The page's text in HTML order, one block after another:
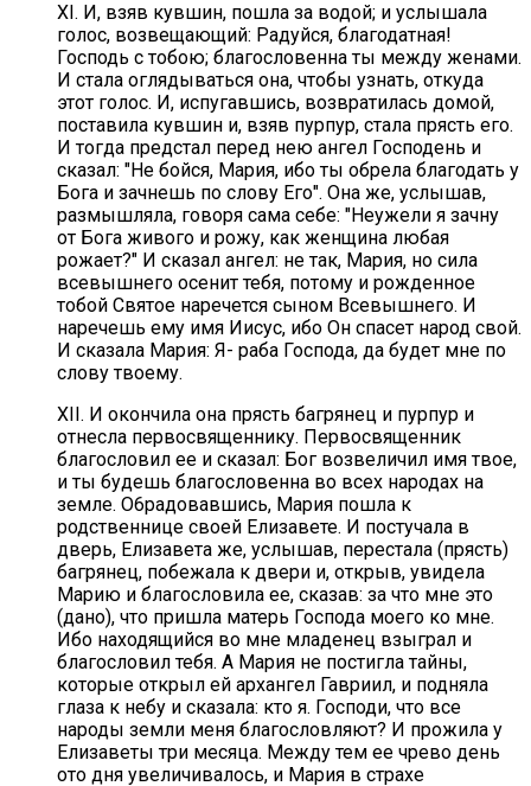
XI. И, взяв кувшин, пошла за водой; и услышала
голос, возвещающий: Радуйся, благодатная!
Господь с тобою; благословенна ты между женами.
И стала оглядываться она, чтобы узнать, откуда
этот голос. И, испугавшись, возвратилась домой,
поставила кувшин и, взяв пурпур, стала прясть его.
И тогда предстал перед нею ангел Господень и
сказал: "Не бойся, Мария, ибо ты обрела благодать у
Бога и зачнешь по слову Его". Она же, услышав,
размышляла, говоря сама себе: "Неужели я зачну
от Бога живого и рожу, как женщина любая
рожает?" И сказал ангел: не так, Мария, но сила
всевышнего осенит тебя, потому и рожденное
тобой Святое наречется сыном Всевышнего. И
наречешь ему имя Иисус, ибо Он спасет народ свой.
И сказала Мария: Я- раба Господа, да будет мне по
слову твоему.
XII. И окончила она прясть багрянец и пурпур и
отнесла первосвященнику. Первосвященник
благословил ее и сказал: Бог возвеличил имя твое,
и ты будешь благословенна во всех народах на
земле. О6радовавшись, Мария пошла к
родственнице своей Елизавете. И постучала в
дверь, Елизавета же, услышав, перестала (прясть)
багрянец, побежала к двери и, открыв, увидела
Марию и благословила ее, сказав: за что мне это
(дано), что пришла матерь Господа моего ко мне.
Ибо находящийся во мне младенец взыграл и
благословил тебя. А Мария не постигла тайны,
которые открыл ей архангел Гавриил, и подняла
глаза к небу и сказала: кто я. Господи, что все
народы земли меня благословляют? И прожила у
Елизаветы три месяца. Между тем ее чрево день
ото дня увеличивалось, и Мария в страхе